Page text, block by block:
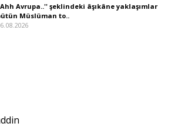
Avrupa..'' şeklindeki âşıkâne yaklaşımlar
Müslüman to..